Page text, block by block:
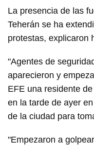
La presencia de las
Teherán se ha
protestas, explicaron
"Agentes de
aparecieron y
EFE una residente
en la tarde de ayer
de la ciudad para
"Empezaron a